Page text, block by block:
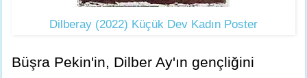
Dilberay (2022) Küçük Dev Kadın Poster
Büşra Pekin'in, Dilber Ay'ın gençliğini